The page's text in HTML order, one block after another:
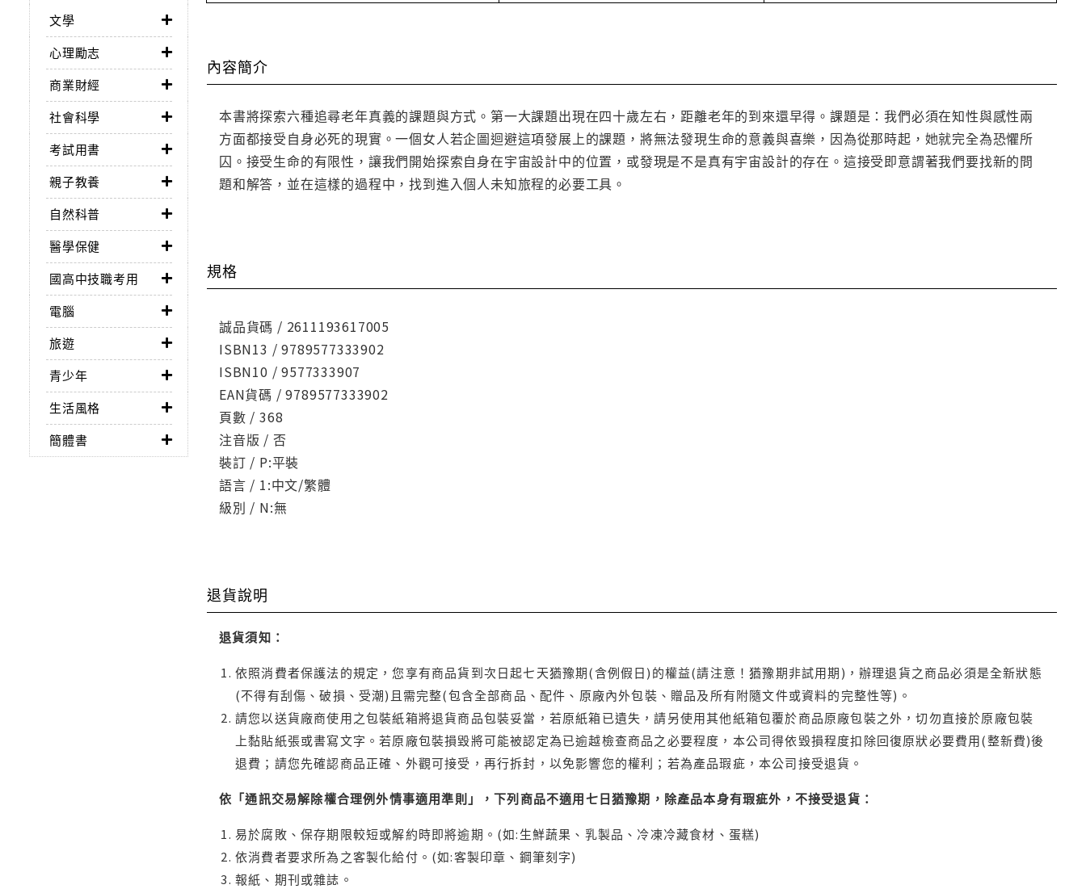
文學
心理勵志
商業財經
社會科學
考試用書
親子教養
自然科普
醫學保健
國高中技職考用
電腦
旅遊
青少年
生活風格
簡體書
內容簡介
本書將探索六種追尋老年真義的課題與方式。第一大課題出現在四十歲左右，距離老年的到來還早得。課題是：我們必須在知性與感性兩
方面都接受自身必死的現實。一個女人若企圖迴避這項發展上的課題，將無法發現生命的意義與喜樂，因為從那時起，她就完全為恐懼所
囚。接受生命的有限性，讓我們開始探索自身在宇宙設計中的位置，或發現是不是真有宇宙設計的存在。這接受即意謂著我們要找新的問
題和解答，並在這樣的過程中，找到進入個人未知旅程的必要工具。
規格
誠品貨碼 / 2611193617005
ISBN13 / 9789577333902
ISBN10 / 9577333907
EAN貨碼 / 9789577333902
頁數 / 368
注音版 / 否
裝訂 / P:平裝
語言 / 1:中文/繁體
級別 / N:無
退貨說明
退貨須知：
依照消費者保護法的規定，您享有商品貨到次日起七天猶豫期(含例假日)的權益(請注意！猶豫期非試用期)，辦理退貨之商品必須是全新狀態
(不得有刮傷、破損、受潮)且需完整(包含全部商品、配件、原廠內外包裝、贈品及所有附隨文件或資料的完整性等)。
請您以送貨廠商使用之包裝紙箱將退貨商品包裝妥當，若原紙箱已遺失，請另使用其他紙箱包覆於商品原廠包裝之外，切勿直接於原廠包裝
上黏貼紙張或書寫文字。若原廠包裝損毀將可能被認定為已逾越檢查商品之必要程度，本公司得依毀損程度扣除回復原狀必要費用(整新費)後
退費；請您先確認商品正確、外觀可接受，再行拆封，以免影響您的權利；若為產品瑕疵，本公司接受退貨。
依「通訊交易解除權合理例外情事適用準則」，下列商品不適用七日猶豫期，除產品本身有瑕疵外，不接受退貨：
易於腐敗、保存期限較短或解約時即將逾期。(如:生鮮蔬果、乳製品、冷凍冷藏食材、蛋糕)
依消費者要求所為之客製化給付。(如:客製印章、鋼筆刻字)
報紙、期刊或雜誌。